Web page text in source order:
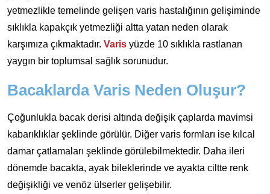
yetmezlikle temelinde gelişen varis hastalığının gelişiminde
sıklıkla kapakçık yetmezliği altta yatan neden olarak
karşımıza çıkmaktadır. Varis yüzde 10 sıklıkla rastlanan
yaygın bir toplumsal sağlık sorunudur.
Bacaklarda Varis Neden Oluşur?
Çoğunlukla bacak derisi altında değişik çaplarda mavimsi
kabarıklıklar şeklinde görülür. Diğer varis formları ise kılcal
damar çatlamaları şeklinde görülebilmektedir. Daha ileri
dönemde bacakta, ayak bileklerinde ve ayakta ciltte renk
değişikliği ve venöz ülserler gelişebilir.